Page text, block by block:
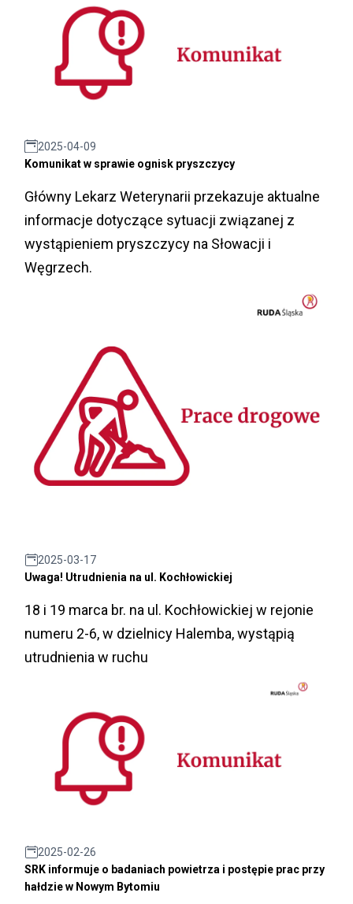
2025-04-09
Komunikat w sprawie ognisk pryszczycy
Główny Lekarz Weterynarii przekazuje aktualne
informacje dotyczące sytuacji związanej z
wystąpieniem pryszczycy na Słowacji i
Węgrzech.
2025-03-17
Uwaga! Utrudnienia na ul. Kochłowickiej
18 i 19 marca br. na ul. Kochłowickiej w rejonie
numeru 2-6, w dzielnicy Halemba, wystąpią
utrudnienia w ruchu
2025-02-26
SRK informuje o badaniach powietrza i postępie prac przy
hałdzie w Nowym Bytomiu